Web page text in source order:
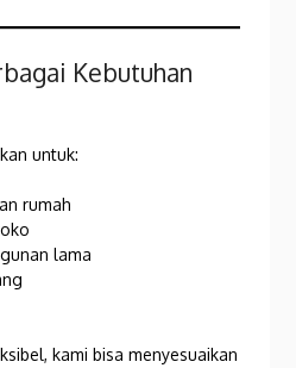
Kebutuhan
untuk:
rumah
lama
kami bisa menyesuaikan